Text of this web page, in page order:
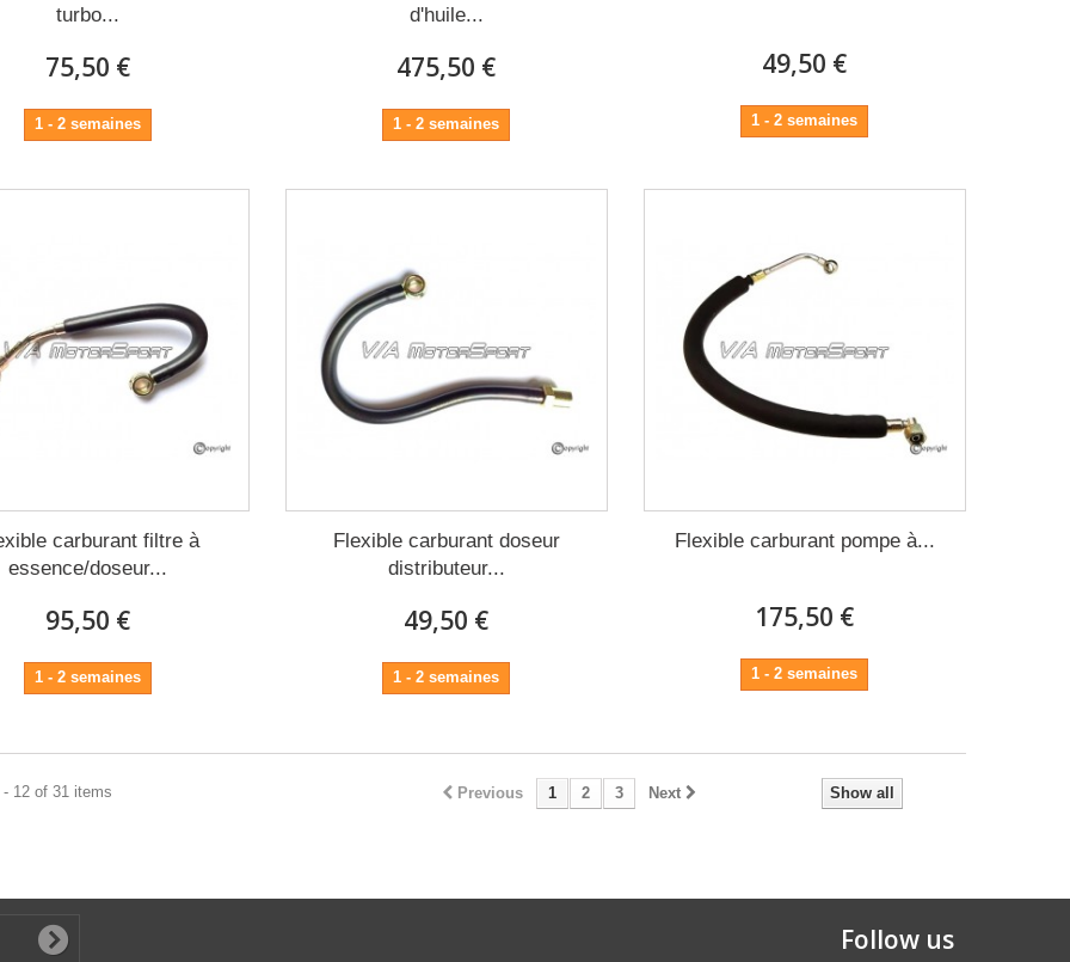
turbo...
75,50 €
1 - 2 semaines
d'huile...
475,50 €
1 - 2 semaines
49,50 €
1 - 2 semaines
carburant filtre à
essence/doseur...
95,50 €
1 - 2 semaines
Flexible carburant doseur
distributeur...
49,50 €
1 - 2 semaines
Flexible carburant pompe à...
175,50 €
1 - 2 semaines
Show all
Previous 1 2 3 Next
12 of 31 items
Follow us